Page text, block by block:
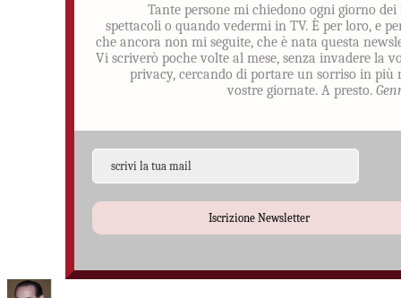
Tante persone mi chiedono ogni giorno dei
spettacoli o quando vedermi in TV. È per loro, e
che ancora non mi seguite, che è nata questa
Vi scriverò poche volte al mese, senza invadere la
privacy, cercando di portare un sorriso in più
vostre giornate. A presto.
Iscrizione Newsletter